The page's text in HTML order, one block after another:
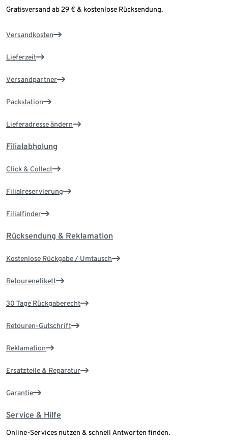
Gratisversand ab 29 € & kostenlose Rücksendung.
Versandkosten
Lieferzeit
Versandpartner
Packstation
Lieferadresse ändern
Filialabholung
Click & Collect
Filialreservierung
Filialfinder
Rücksendung & Reklamation
Kostenlose Rückgabe / Umtausch
Retourenetikett
30 Tage Rückgaberecht
Retouren-Gutschrift
Reklamation
Ersatzteile & Reparatur
Garantie
Service & Hilfe
Online-Services nutzen & schnell Antworten finden.